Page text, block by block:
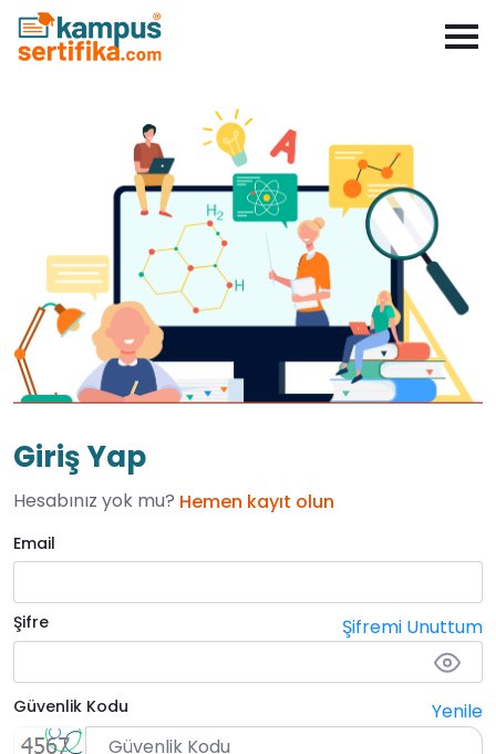
Giriş Yap
Hesabınız yok mu? Hemen kayıt olun
Email
Şifre Şifremi Unuttum
Güvenlik Kodu Yenile